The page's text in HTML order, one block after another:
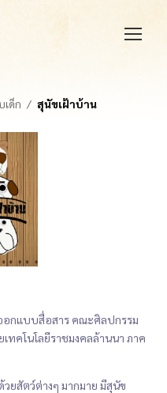
ด็ก สุนัขเฝ้าบ้าน
อกแบบสื่อสาร คณะศิลปกรรม
ทคโนโลยีราชมงคลล้านนา ภาค
ยสัตว์ต่างๆ มากมาย มีสุนัข